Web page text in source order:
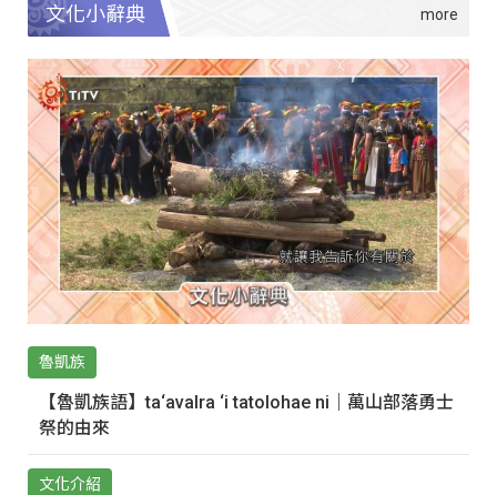
文化小辭典
魯凱族
【魯凱族語】ta‘avalra ‘i tatolohae ni｜萬山部落勇士
祭的由來
文化介紹